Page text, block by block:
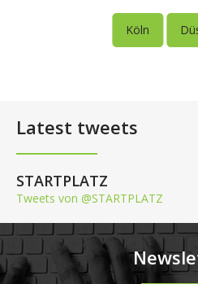
Köln
Latest tweets
STARTPLATZ
Tweets von @STARTPLATZ